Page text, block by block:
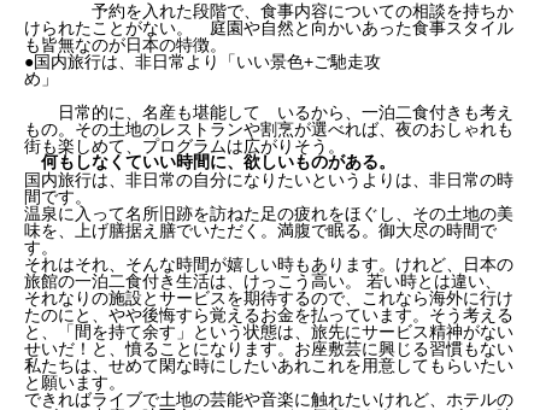
予約を入れた段階で、食事内容についての相談を持ちか
けられたことがない。 庭園や自然と向かいあった食事スタイル
も皆無なのが日本の特徴。
●国内旅行は、非日常より「いい景色+ご馳走攻
め」
日常的に、名産も堪能して いるから、一泊二食付きも考え
もの。その土地のレストランや割烹が選べれば、夜のおしゃれも
街も楽しめて、プログラムは広がりそう。
何もしなくていい時間に、欲しいものがある。
国内旅行は、非日常の自分になりたいというよりは、非日常の時
間です。
温泉に入って名所旧跡を訪ねた足の疲れをほぐし、その土地の美
味を、上げ膳据え膳でいただく。満腹で眠る。御大尽の時間で
す。
それはそれ、そんな時間が嬉しい時もあります。けれど、日本の
旅館の一泊二食付き生活は、けっこう高い。 若い時とは違い、
それなりの施設とサービスを期待するので、これなら海外に行け
たのにと、やや後悔すら覚えるお金を払っています。そう考える
と、「間を持て余す」という状態は、旅先にサービス精神がない
せいだ！と、憤ることになります。お座敷芸に興じる習慣もない
私たちは、せめて閑な時にしたいあれこれを用意してもらいたい
と願います。
できればライブで土地の芸能や音楽に触れたいけれど、ホテルの